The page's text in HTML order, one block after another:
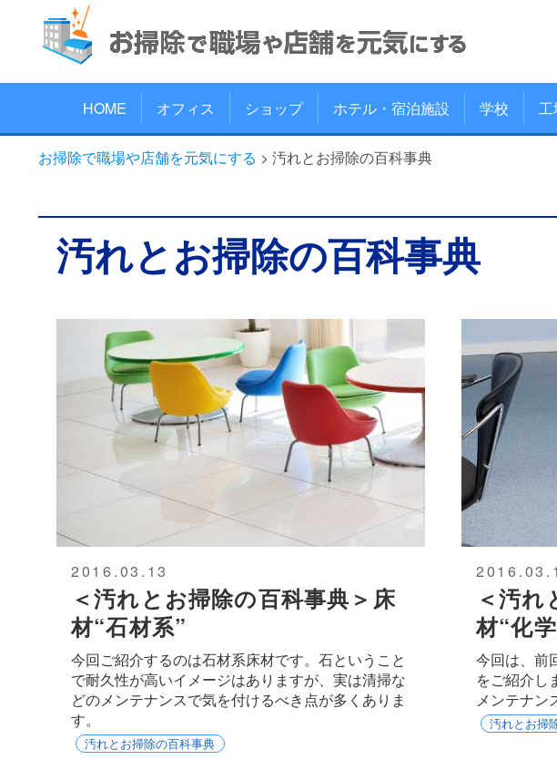
HOME オフィス ショップ ホテル・宿泊施設 学校
お掃除で職場や店舗を元気にする > 汚れとお掃除の百科事典
汚れとお掃除の百科事典
2016.03.13
＜汚れとお掃除の百科事典＞床
材“石材系”
今回ご紹介するのは石材系床材です。石ということ
で耐久性が高いイメージはありますが、実は清掃な
どのメンテナンスで気を付けるべき点が多くありま
す。
汚れとお掃除の百科事典
＜汚れ
材“化
今回は、前
をご紹介し
メンテナン
汚れとお掃